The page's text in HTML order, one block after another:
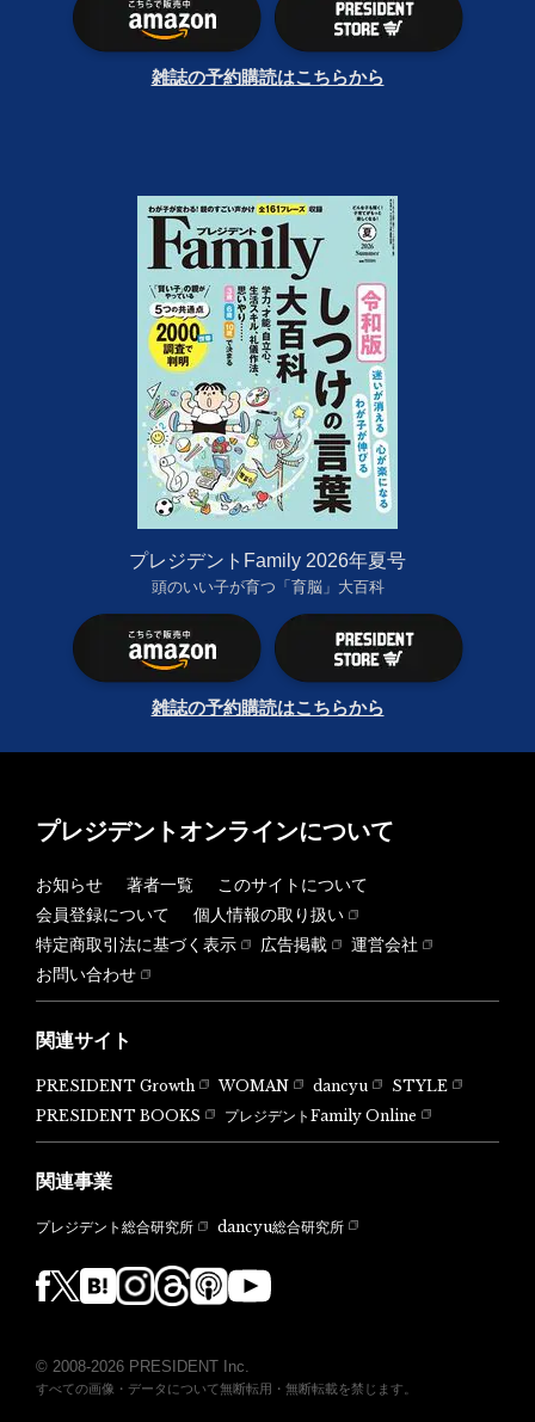
雑誌の予約購読はこちらから
プレジデントFamily 2026年夏号
頭のいい子が育つ「育脳」大百科
雑誌の予約購読はこちらから
プレジデントオンラインについて
お知らせ 著者一覧
このサイトについて
会員登録について
個人情報の取り扱い
特定商取引法に基づく表示
広告掲載
運営会社
お問い合わせ
関連サイト
PRESIDENT Growth WOMAN dancyu
STYLE
PRESIDENT BOOKS
プレジデントFamily Online
関連事業
プレジデント総合研究所 dancyu総合研究所
© 2008-2026 PRESIDENT Inc.
すべての画像・データについて無断転用・無断転載を禁じます。